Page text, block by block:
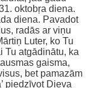
oktobŗa diena.
diena. Pavadot
radās ar viņu
Luter, ko Tu
Tu atgādinātu, ka
gaisma,
bet pamazām
piedzīvot Dieva